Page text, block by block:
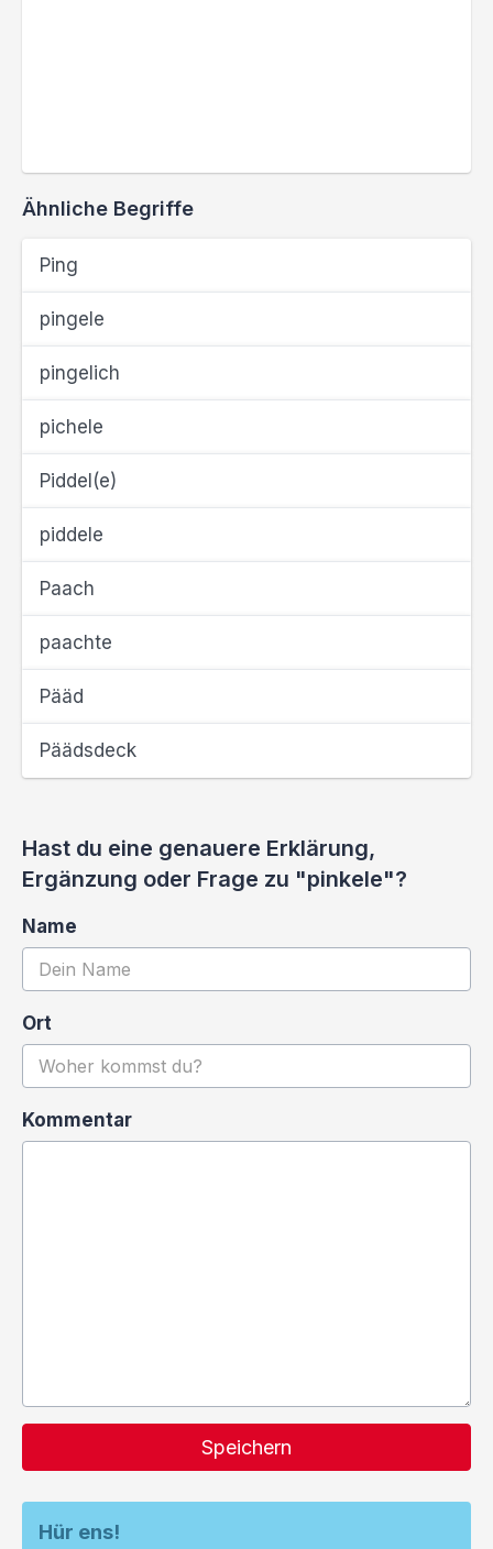
Ähnliche Begriffe
Ping
pingele
pingelich
pichele
Piddel(e)
piddele
Paach
paachte
Pääd
Päädsdeck
Hast du eine genauere Erklärung,
Ergänzung oder Frage zu "pinkele"?
Name
Ort
Kommentar
Speichern
Hür ens!